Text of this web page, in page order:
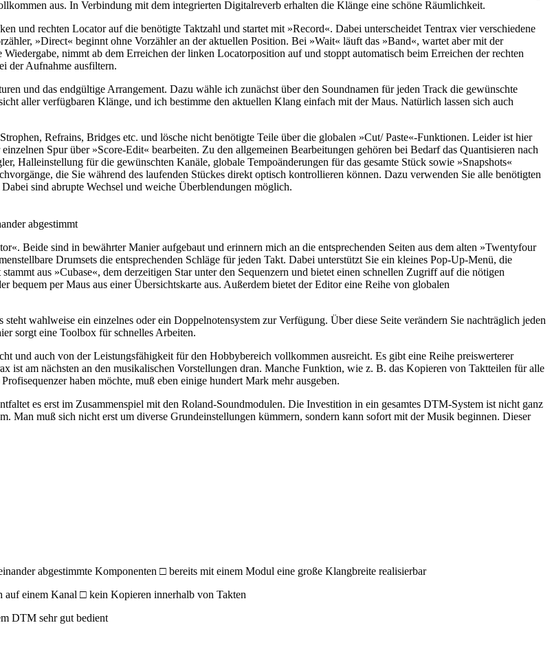
aus. In Verbindung mit dem integrierten Digitalreverb erhalten die Klänge eine schöne Räumlichkeit.
und rechten Locator auf die benötigte Taktzahl und startet mit »Record«. Dabei unterscheidet Tentrax vier verschiedene
»Direct« beginnt ohne Vorzähler an der aktuellen Position. Bei »Wait« läuft das »Band«, wartet aber mit der
nimmt ab dem Erreichen der linken Locatorposition auf und stoppt automatisch beim Erreichen der rechten
der Aufnahme ausfiltern.
und das endgültige Arrangement. Dazu wähle ich zunächst über den Soundnamen für jeden Track die gewünschte
aller verfügbaren Klänge, und ich bestimme den aktuellen Klang einfach mit der Maus. Natürlich lassen sich auch
Refrains, Bridges etc. und lösche nicht benötigte Teile über die globalen »Cut/ Paste«-Funktionen. Leider ist hier
Spur über »Score-Edit« bearbeiten. Zu den allgemeinen Bearbeitungen gehören bei Bedarf das Quantisieren nach
Halleinstellung für die gewünschten Kanäle, globale Tempoänderungen für das gesamte Stück sowie »Snapshots«
die Sie während des laufenden Stückes direkt optisch kontrollieren können. Dazu verwenden Sie alle benötigten
sind abrupte Wechsel und weiche Überblendungen möglich.
abgestimmt
Beide sind in bewährter Manier aufgebaut und erinnern mich an die entsprechenden Seiten aus dem alten »Twentyfour
Drumsets die entsprechenden Schläge für jeden Takt. Dabei unterstützt Sie ein kleines Pop-Up-Menü, die
aus »Cubase«, dem derzeitigen Star unter den Sequenzern und bietet einen schnellen Zugriff auf die nötigen
per Maus aus einer Übersichtskarte aus. Außerdem bietet der Editor eine Reihe von globalen
wahlweise ein einzelnes oder ein Doppelnotensystem zur Verfügung. Über diese Seite verändern Sie nachträglich jeden
sorgt eine Toolbox für schnelles Arbeiten.
und auch von der Leistungsfähigkeit für den Hobbybereich vollkommen ausreicht. Es gibt eine Reihe preiswerterer
ist am nächsten an den musikalischen Vorstellungen dran. Manche Funktion, wie z. B. das Kopieren von Taktteilen für alle
haben möchte, muß eben einige hundert Mark mehr ausgeben.
es erst im Zusammenspiel mit den Roland-Soundmodulen. Die Investition in ein gesamtes DTM-System ist nicht ganz
Man muß sich nicht erst um diverse Grundeinstellungen kümmern, sondern kann sofort mit der Musik beginnen. Dieser
abgestimmte Komponenten □ bereits mit einem Modul eine große Klangbreite realisierbar
einem Kanal □ kein Kopieren innerhalb von Takten
DTM sehr gut bedient